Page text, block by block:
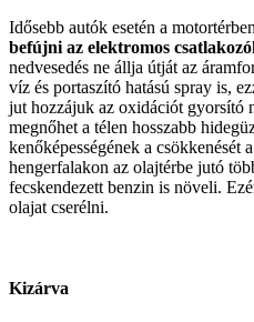
Idősebb autók esetén a motortérben
befújni az elektromos
nedvesedés ne állja útját az
víz és portaszító hatású spray is,
jut hozzájuk az oxidációt gyorsító
megnőhet a télen hosszabb
kenőképességének a csökkenését
hengerfalakon az olajtérbe jutó
fecskendezett benzin is növeli.
olajat cserélni.
Kizárva